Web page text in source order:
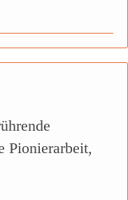
Pionierarbeit,